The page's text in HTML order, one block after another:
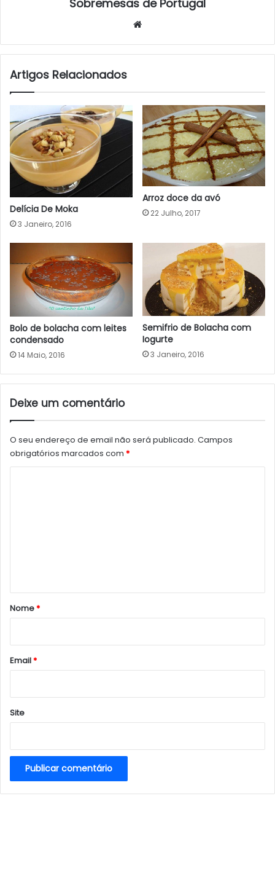
Sobremesas de Portugal
Artigos Relacionados
Delícia De Moka
3 Janeiro, 2016
Arroz doce da avó
22 Julho, 2017
Bolo de bolacha com leites
condensado
14 Maio, 2016
Semifrio de Bolacha com
Iogurte
3 Janeiro, 2016
Deixe um comentário
O seu endereço de email não será publicado. Campos
obrigatórios marcados com *
r
*
Nome*
Email*
Site